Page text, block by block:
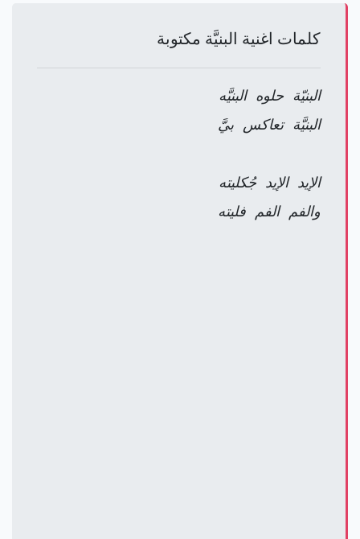
كلمات اغنية البنيَّة مكتوبة
البنيّة حلوه البنيَّه
البنيَّة تعاكس بيَّ
الإيد الإيد جُكليته
والفم الفم فليته